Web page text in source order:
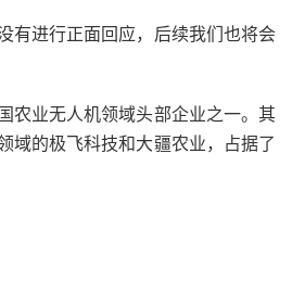
有进行正面回应，后续我们也将会
农业无人机领域头部企业之一。其
域的极飞科技和大疆农业，占据了